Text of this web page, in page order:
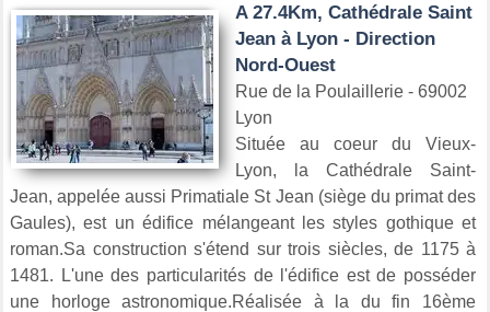
A 27.4Km, Cathédrale Saint
Jean à Lyon - Direction
Nord-Ouest
Rue de la Poulaillerie - 69002
Lyon
Située au coeur du Vieux-
Lyon, la Cathédrale Saint-
Jean, appelée aussi Primatiale St Jean (siège du primat des
Gaules), est un édifice mélangeant les styles gothique et
roman.Sa construction s'étend sur trois siècles, de 1175 à
1481. L'une des particularités de l'édifice est de posséder
une horloge astronomique.Réalisée à la du fin 16ème